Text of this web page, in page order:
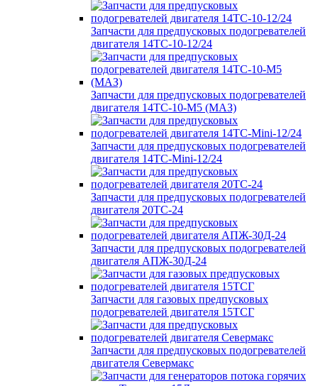
Запчасти для предпусковых подогревателей
двигателя 14ТС-10-12/24
Запчасти для предпусковых подогревателей
двигателя 14ТС-10-М5 (МАЗ)
Запчасти для предпусковых подогревателей
двигателя 14ТС-Mini-12/24
Запчасти для предпусковых подогревателей
двигателя 20ТС-24
Запчасти для предпусковых подогревателей
двигателя АПЖ-30Д-24
Запчасти для газовых предпусковых
подогревателей двигателя 15ТСГ
Запчасти для предпусковых подогревателей
двигателя Севермакс